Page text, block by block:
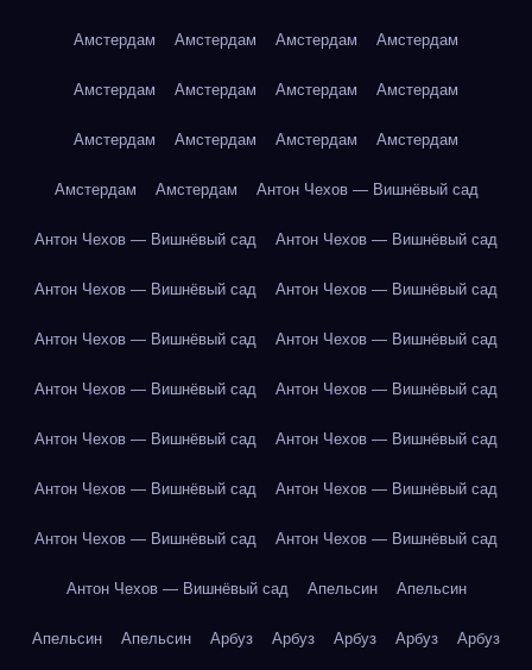
Амстердам Амстердам Амстердам Амстердам
Амстердам Амстердам Амстердам Амстердам
Амстердам Амстердам Амстердам Амстердам
Амстердам Амстердам Антон Чехов — Вишнёвый сад
Антон Чехов — Вишнёвый сад Антон Чехов — Вишнёвый сад
Антон Чехов — Вишнёвый сад Антон Чехов — Вишнёвый сад
Антон Чехов — Вишнёвый сад Антон Чехов — Вишнёвый сад
Антон Чехов — Вишнёвый сад Антон Чехов — Вишнёвый сад
Антон Чехов — Вишнёвый сад Антон Чехов — Вишнёвый сад
Антон Чехов — Вишнёвый сад Антон Чехов — Вишнёвый сад
Антон Чехов — Вишнёвый сад Антон Чехов — Вишнёвый сад
Антон Чехов — Вишнёвый сад Апельсин Апельсин
Апельсин Апельсин Арбуз Арбуз Арбуз Арбуз Арбуз